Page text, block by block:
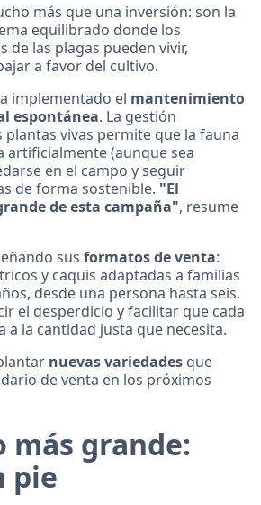
más que una inversión: son la
equilibrado donde los
de las plagas pueden vivir,
a favor del cultivo.
implementado el mantenimiento
espontánea. La gestión
plantas vivas permite que la fauna
artificialmente (aunque sea
en el campo y seguir
de forma sostenible. "El
de esta campaña", resume
sus formatos de venta:
y caquis adaptadas a familias
desde una persona hasta seis.
el desperdicio y facilitar que cada
a la cantidad justa que necesita.
nuevas variedades que
de venta en los próximos
más grande:
pie